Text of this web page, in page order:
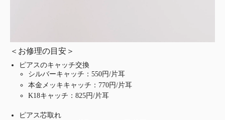
＜お修理の目安＞
ピアスのキャッチ交換
シルバーキャッチ：550円/片耳
本金メッキキャッチ：770円/片耳
K18キャッチ：825円/片耳
ピアス芯取れ